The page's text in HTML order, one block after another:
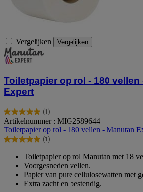
Vergelijken Vergelijken
Toiletpapier op rol - 180 vellen
Expert
(1)
5.0
van
de
5
beoordeling
Artikelnummer : MIG2589644
Toiletpapier op rol - 180 vellen - Manutan
(1)
5.0
sterren.
Toiletpapier op rol Manutan met 18
Voorgesneden vellen.
Papier van pure cellulosewatten met
Extra zacht en bestendig.